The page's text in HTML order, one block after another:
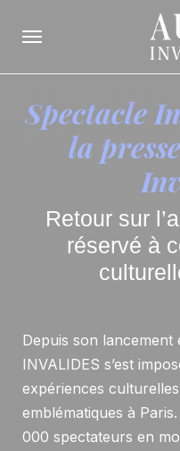
Ouvrir la navigation
Spectacle
la
Retour sur
réservé à
Depuis son lancement
INVALIDES s’est
expériences
emblématiques à
000 spectateurs en